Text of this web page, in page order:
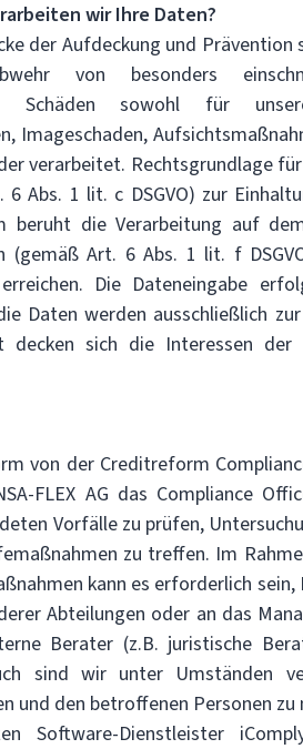
wir Ihre Daten?
der Aufdeckung und Prävention
von besonders
Schäden sowohl für
Imageschaden,
verarbeitet. Rechtsgrundlage
Abs. 1 lit. c DSGVO) zur
beruht die Verarbeitung auf
(gemäß Art. 6 Abs. 1 lit. f
Die Dateneingabe
Daten werden ausschließlich
decken sich die Interessen
von der Creditreform
FLEX AG das Compliance
Vorfälle zu prüfen,
zu treffen. Im
kann es erforderlich
Abteilungen oder an das
Berater (z.B. juristische
sind wir unter Umständen
und den betroffenen Personen zu
Software-Dienstleister